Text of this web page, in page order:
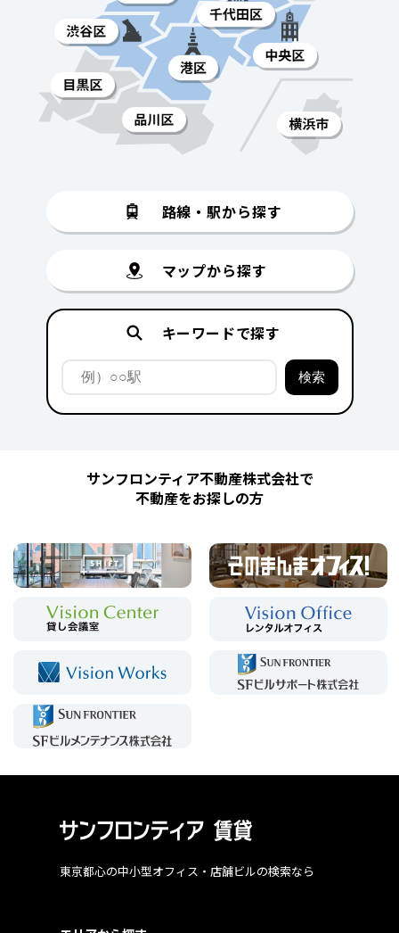
路線・駅から探す
マップから探す
キーワードで探す
サンフロンティア不動産株式会社で
不動産をお探しの方
東京都心の中小型オフィス・店舗ビルの検索なら